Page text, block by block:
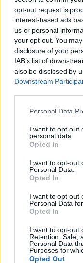
opt-out request is
interest-based ads
us or personal
your opt-out. You
disclosure of your
IAB’s list of
also be disclosed by
Downstream
Personal Data
I want to opt-out
personal data.
Opted In
I want to opt-out
Personal Data.
Opted In
I want to opt-out
Personal Data
Opted In
I want to opt-out
Retention, Sale,
Personal Data
Purposes for
Opted Out
tartása az első
is lehet. Mutatjuk,
költsége!
Azonnali
boltlánc
azonnal hagyd
(NKFH)